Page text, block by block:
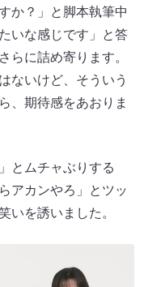
か？」と脚本執筆中
いな感じです」と答
らに詰め寄ります。
ないけど、そういう
、期待感をあおりま
とムチャぶりする
アカンやろ」とツッ
いを誘いました。